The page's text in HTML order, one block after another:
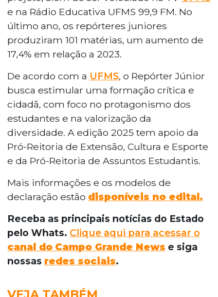
e na Rádio Educativa UFMS 99,9 FM. No
último ano, os repórteres juniores
produziram 101 matérias, um aumento de
17,4% em relação a 2023.
De acordo com a UFMS, o Repórter Júnior
busca estimular uma formação crítica e
cidadã, com foco no protagonismo dos
estudantes e na valorização da
diversidade. A edição 2025 tem apoio da
Pró-Reitoria de Extensão, Cultura e Esporte
e da Pró-Reitoria de Assuntos Estudantis.
Mais informações e os modelos de
declaração estão disponíveis no edital.
Receba as principais notícias do Estado
pelo Whats. Clique aqui para acessar o
canal do Campo Grande News e siga
nossas redes sociais.